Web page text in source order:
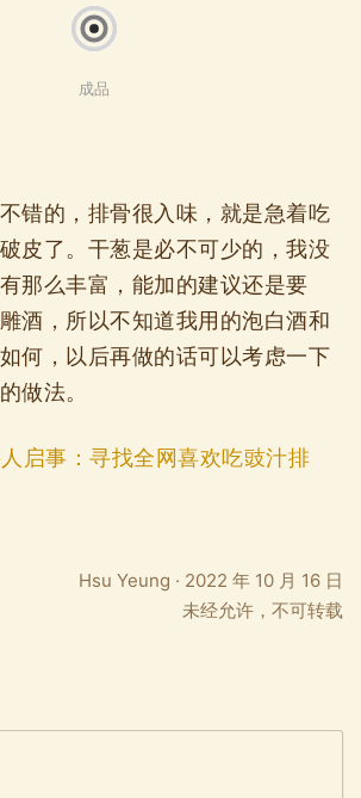
成品
错的，排骨很入味，就是急着吃
皮了。干葱是必不可少的，我没
那么丰富，能加的建议还是要
酒，所以不知道我用的泡白酒和
何，以后再做的话可以考虑一下
做法。
启事：寻找全网喜欢吃豉汁排
Hsu Yeung · 2022 年 10 月 16 日
未经允许，不可转载